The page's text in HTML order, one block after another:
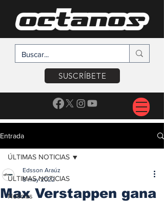
SUSCRÍBETE
Entrada
ÚLTIMAS NOTICIAS
Noticias
ÚLTIMAS NOTICIAS
Max Verstappen gana
Edsson Araúz
8 may 2022